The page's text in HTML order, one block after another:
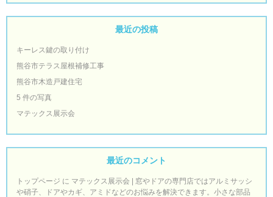
最近の投稿
キーレス鍵の取り付け
熊谷市テラス屋根補修工事
熊谷市木造戸建住宅
5 件の写真
マテックス展示会
最近のコメント
トップページ に マテックス展示会 | 窓やドアの専門店ではアルミサッシ
や硝子、ドアやカギ、アミドなどのお悩みを解決できます。小さな部品